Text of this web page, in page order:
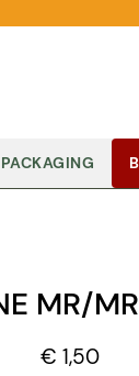
PACKAGING
MR/
€ 1,50